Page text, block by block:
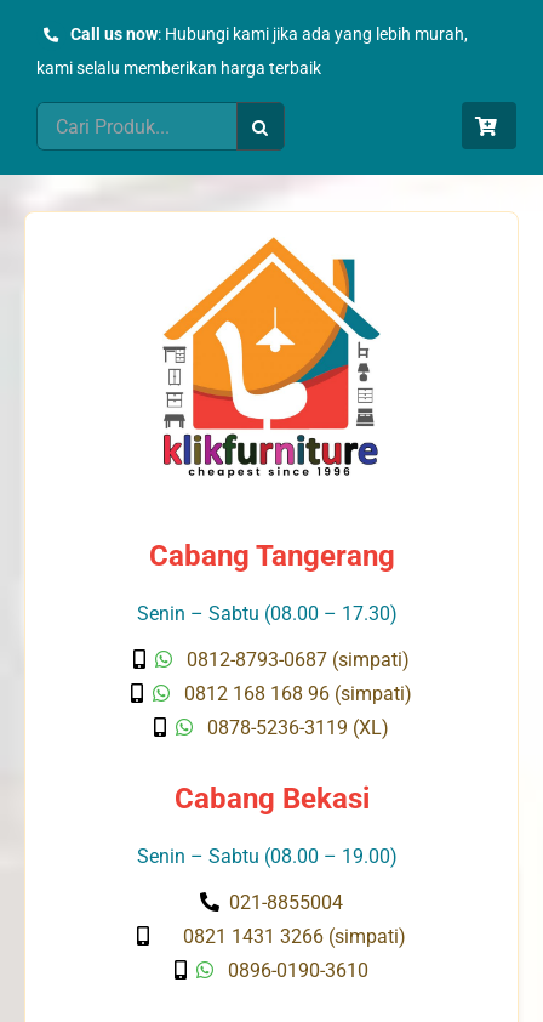
Call us now: Hubungi kami jika ada yang lebih murah,
kami selalu memberikan harga terbaik
Search
for:
Cabang Tangerang
Senin – Sabtu (08.00 – 17.30)
0812-8793-0687 (simpati)
0812 168 168 96 (simpati)
0878-5236-3119 (XL)
Cabang Bekasi
Senin – Sabtu (08.00 – 19.00)
021-8855004
0821 1431 3266 (simpati)
0896-0190-3610